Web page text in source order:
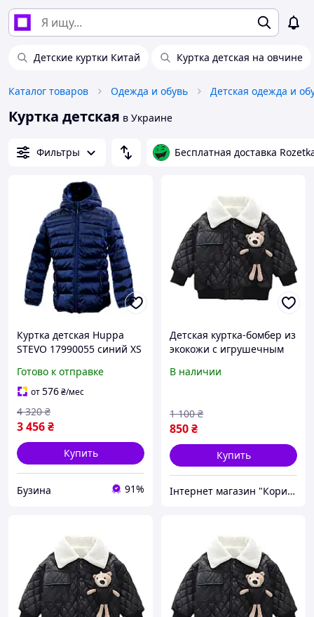
Детские куртки Китай Куртка детская на овчине
Каталог товаров Одежда и обувь Детская одежда и
Куртка детская в Украине
Фильтры Бесплатная доставка
Куртка детская Huppa
STEVO 17990055 синий XS
Готово к отправке
от576₴/мес
3 456₴
4 320 ₴
Купить
Бузина 91%
Детская куртка-бомбер из
экокожи с игрушечным
стильная демисезонная
В наличии
850₴
1 100 ₴
Купить
Інтернет магазин "Корисні речі"